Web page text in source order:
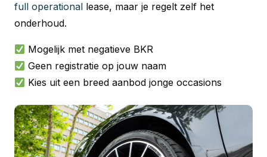
full operational lease, maar je regelt zelf het
onderhoud.
Mogelijk met negatieve BKR
Geen registratie op jouw naam
Kies uit een breed aanbod jonge occasions